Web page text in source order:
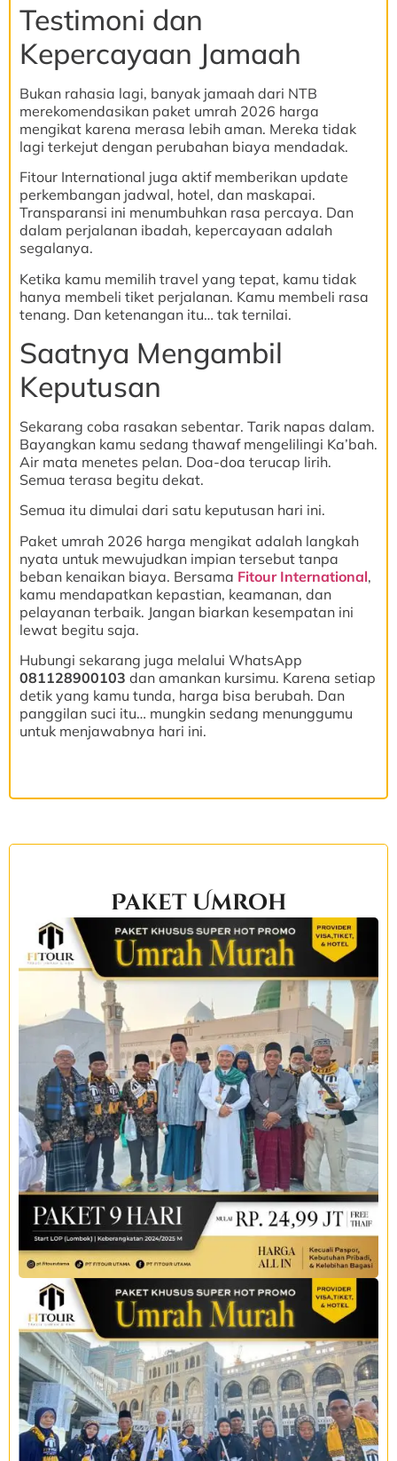
Testimoni dan
Kepercayaan Jamaah
Bukan rahasia lagi, banyak jamaah dari NTB
merekomendasikan paket umrah 2026 harga
mengikat karena merasa lebih aman. Mereka tidak
lagi terkejut dengan perubahan biaya mendadak.
Fitour International juga aktif memberikan update
perkembangan jadwal, hotel, dan maskapai.
Transparansi ini menumbuhkan rasa percaya. Dan
dalam perjalanan ibadah, kepercayaan adalah
segalanya.
Ketika kamu memilih travel yang tepat, kamu tidak
hanya membeli tiket perjalanan. Kamu membeli rasa
tenang. Dan ketenangan itu… tak ternilai.
Saatnya Mengambil
Keputusan
Sekarang coba rasakan sebentar. Tarik napas dalam.
Bayangkan kamu sedang thawaf mengelilingi Ka’bah.
Air mata menetes pelan. Doa-doa terucap lirih.
Semua terasa begitu dekat.
Semua itu dimulai dari satu keputusan hari ini.
Paket umrah 2026 harga mengikat adalah langkah
nyata untuk mewujudkan impian tersebut tanpa
beban kenaikan biaya. Bersama Fitour International,
kamu mendapatkan kepastian, keamanan, dan
pelayanan terbaik. Jangan biarkan kesempatan ini
lewat begitu saja.
Hubungi sekarang juga melalui WhatsApp
081128900103 dan amankan kursimu. Karena setiap
detik yang kamu tunda, harga bisa berubah. Dan
panggilan suci itu… mungkin sedang menunggumu
untuk menjawabnya hari ini.
Paket Umroh